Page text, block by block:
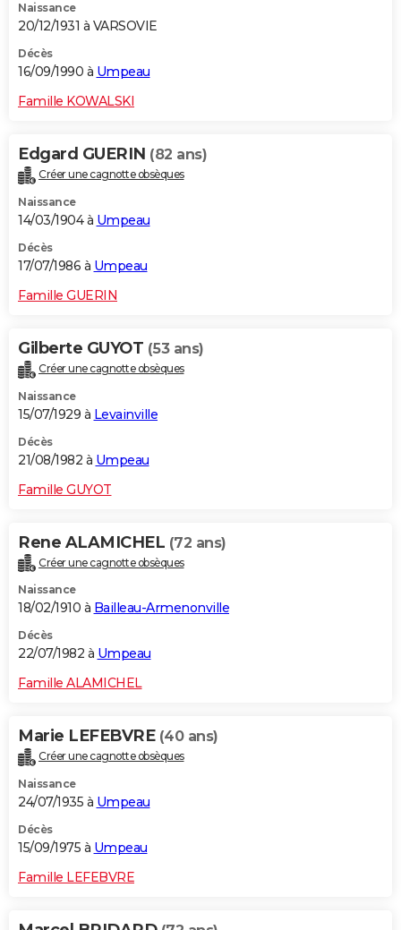
Naissance
20/12/1931 à VARSOVIE
Décès
16/09/1990 à Umpeau
Famille KOWALSKI
Edgard GUERIN (82 ans)
Créer une cagnotte obsèques
Naissance
14/03/1904 à Umpeau
Décès
17/07/1986 à Umpeau
Famille GUERIN
Gilberte GUYOT (53 ans)
Créer une cagnotte obsèques
Naissance
15/07/1929 à Levainville
Décès
21/08/1982 à Umpeau
Famille GUYOT
Rene ALAMICHEL (72 ans)
Créer une cagnotte obsèques
Naissance
18/02/1910 à Bailleau-Armenonville
Décès
22/07/1982 à Umpeau
Famille ALAMICHEL
Marie LEFEBVRE (40 ans)
Créer une cagnotte obsèques
Naissance
24/07/1935 à Umpeau
Décès
15/09/1975 à Umpeau
Famille LEFEBVRE